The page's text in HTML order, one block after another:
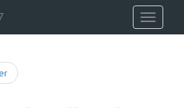
Toggle